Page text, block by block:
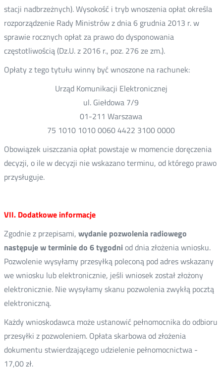
stacji nadbrzeżnych). Wysokość i tryb wnoszenia opłat określa
rozporządzenie Rady Ministrów z dnia 6 grudnia 2013 r. w
sprawie rocznych opłat za prawo do dysponowania
częstotliwością (Dz.U. z 2016 r., poz. 276 ze zm.).
Opłaty z tego tytułu winny być wnoszone na rachunek:
Urząd Komunikacji Elektronicznej
ul. Giełdowa 7/9
01-211 Warszawa
75 1010 1010 0060 4422 3100 0000
Obowiązek uiszczania opłat powstaje w momencie doręczenia
decyzji, o ile w decyzji nie wskazano terminu, od którego prawo
przysługuje.
VII. Dodatkowe informacje
Zgodnie z przepisami, wydanie pozwolenia radiowego
następuje w terminie do 6 tygodni od dnia złożenia wniosku.
Pozwolenie wysyłamy przesyłką poleconą pod adres wskazany
we wniosku lub elektronicznie, jeśli wniosek został złożony
elektronicznie. Nie wysyłamy skanu pozwolenia zwykłą pocztą
elektroniczną.
Każdy wnioskodawca może ustanowić pełnomocnika do odbioru
przesyłki z pozwoleniem. Opłata skarbowa od złożenia
dokumentu stwierdzającego udzielenie pełnomocnictwa -
17,00 zł.